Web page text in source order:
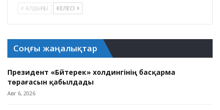
АЛДЫҢҒЫ КЕЛЕСІ
Соңғы жаңалықтар
Президент «Бәйтерек» холдингінің басқарма
төрағасын қабылдады
Авг 6, 2026